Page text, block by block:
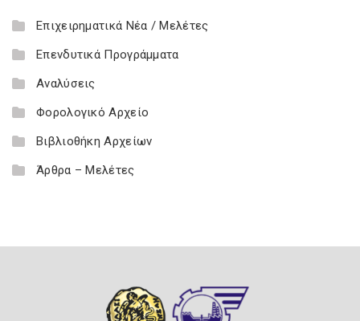
Επιχειρηματικά Νέα / Μελέτες
Επενδυτικά Προγράμματα
Αναλύσεις
Φορολογικό Αρχείο
Βιβλιοθήκη Αρχείων
Άρθρα – Μελέτες